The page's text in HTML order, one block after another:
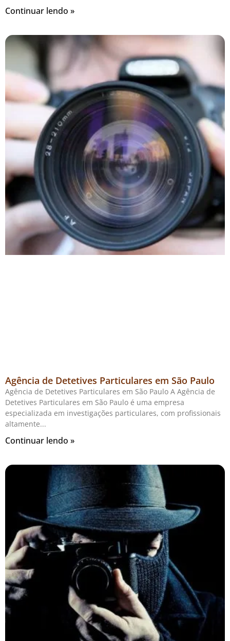
Continuar lendo »
Agência de Detetives Particulares em São Paulo
Agência de Detetives Particulares em São Paulo A Agência de
Detetives Particulares em São Paulo é uma empresa
especializada em investigações particulares, com profissionais
altamente
Continuar lendo »